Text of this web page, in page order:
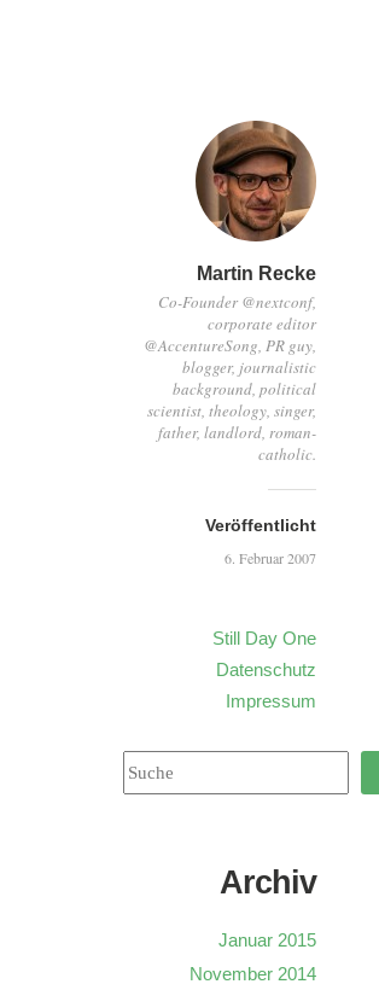
Martin Recke
Co-Founder @nextconf,
corporate editor
@AccentureSong, PR guy,
blogger, journalistic
background, political
scientist, theology, singer,
father, landlord, roman-
catholic.
Veröffentlicht
6. Februar 2007
Still Day One
Datenschutz
Impressum
Archiv
Januar 2015
November 2014